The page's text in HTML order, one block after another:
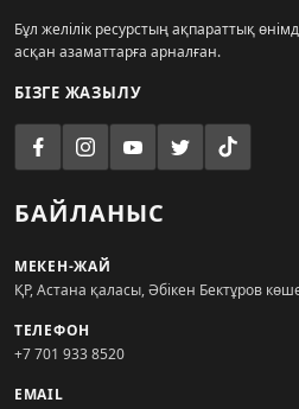
Бұл желілік ресурстың ақпараттық
асқан азаматтарға арналған.
БІЗГЕ ЖАЗЫЛУ
БАЙЛАНЫС
МЕКЕН-ЖАЙ
ҚР, Астана қаласы, Әбікен Бектұров
ТЕЛЕФОН
+7 701 933 8520
EMAIL